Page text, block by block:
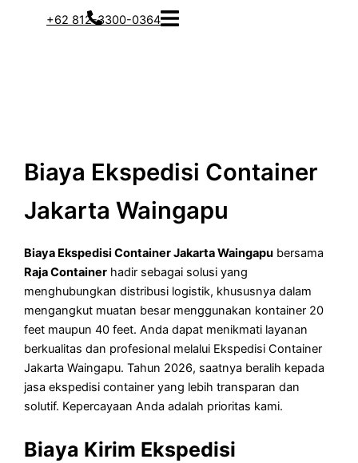
+62 812-3300-0364
Biaya Ekspedisi Container
Jakarta Waingapu
Biaya Ekspedisi Container Jakarta Waingapu bersama
Raja Container hadir sebagai solusi yang
menghubungkan distribusi logistik, khususnya dalam
mengangkut muatan besar menggunakan kontainer 20
feet maupun 40 feet. Anda dapat menikmati layanan
berkualitas dan profesional melalui Ekspedisi Container
Jakarta Waingapu. Tahun 2026, saatnya beralih kepada
jasa ekspedisi container yang lebih transparan dan
solutif. Kepercayaan Anda adalah prioritas kami.
Biaya Kirim Ekspedisi